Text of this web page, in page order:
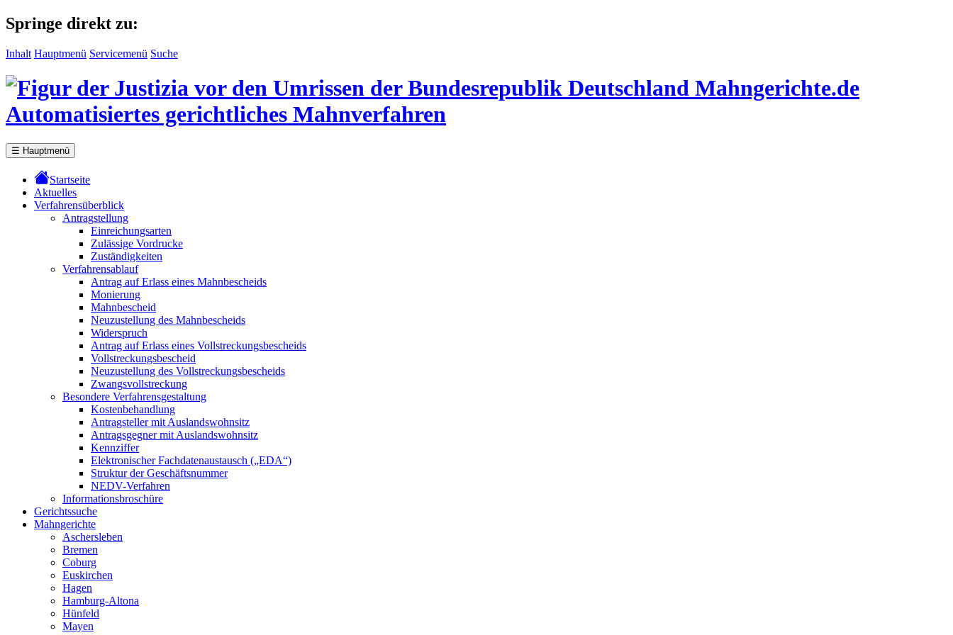
Springe direkt zu:
Inhalt Hauptmenü Servicemenü Suche
Mahngerichte.de
Automatisiertes gerichtliches Mahnverfahren
☰ Hauptmenü
Startseite
Aktuelles
Verfahrensüberblick
Antragstellung
Einreichungsarten
Zulässige Vordrucke
Zuständigkeiten
Verfahrensablauf
Antrag auf Erlass eines Mahnbescheids
Monierung
Mahnbescheid
Neuzustellung des Mahnbescheids
Widerspruch
Antrag auf Erlass eines Vollstreckungsbescheids
Vollstreckungsbescheid
Neuzustellung des Vollstreckungsbescheids
Zwangsvollstreckung
Besondere Verfahrensgestaltung
Kostenbehandlung
Antragsteller mit Auslandswohnsitz
Antragsgegner mit Auslandswohnsitz
Kennziffer
Elektronischer Fachdatenaustausch („EDA“)
Struktur der Geschäftsnummer
NEDV-Verfahren
Informationsbroschüre
Gerichtssuche
Mahngerichte
Aschersleben
Bremen
Coburg
Euskirchen
Hagen
Hamburg-Altona
Hünfeld
Mayen